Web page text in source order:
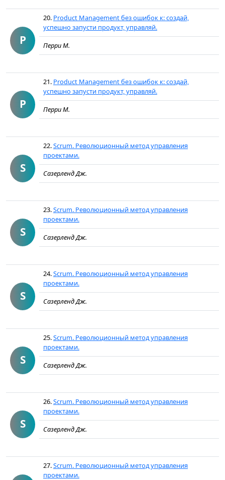
P
20. Product Management без ошибок к: создай,
успешно запусти продукт, управляй.
Перри М.
P
21. Product Management без ошибок к: создай,
успешно запусти продукт, управляй.
Перри М.
S
22.Scrum. Революционный метод управления
проектами.
Сазерленд Дж.
S
23.Scrum. Революционный метод управления
проектами.
Сазерленд Дж.
S
24.Scrum. Революционный метод управления
проектами.
Сазерленд Дж.
S
25.Scrum. Революционный метод управления
проектами.
Сазерленд Дж.
S
26.Scrum. Революционный метод управления
проектами.
Сазерленд Дж.
27.Scrum. Революционный метод управления
проектами.